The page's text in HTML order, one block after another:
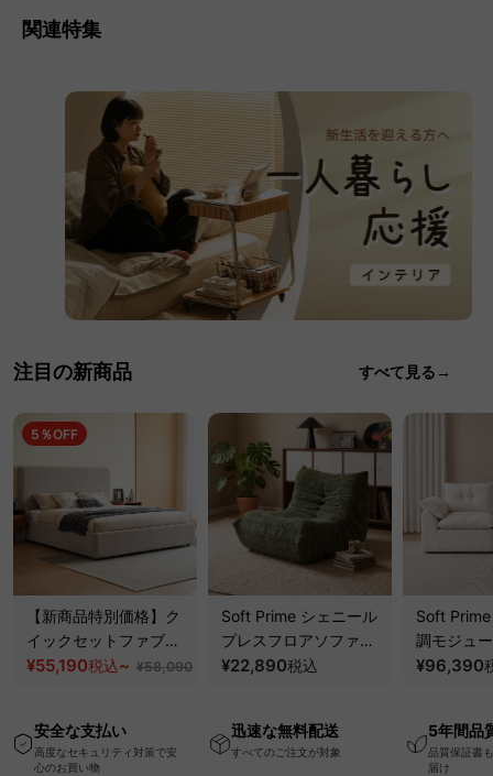
関連特集
注目の新商品 すべて見る→
5％OFF
【新商品特別価格】ク
イックセットファブリ
ックベッド｜工具不要
¥55,190税込~ ¥58,090
Soft Prime シェニール
プレスフロアソファ｜
圧縮梱包で搬入しやす
ァ
¥22,890税込
Soft
調モジュ
取り外し
¥96,390
安全な支払い
高度なセキュリティ対策で安
心のお買い物
迅速な無料配送
すべてのご注文が対象
5年間品
品質保証書
届け